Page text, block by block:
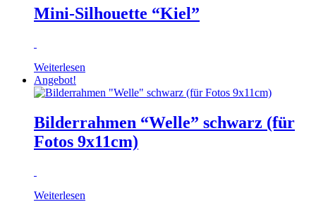
Mini-Silhouette “Kiel”
Weiterlesen
Angebot!
Bilderrahmen “Welle” schwarz (für
Fotos 9x11cm)
Weiterlesen